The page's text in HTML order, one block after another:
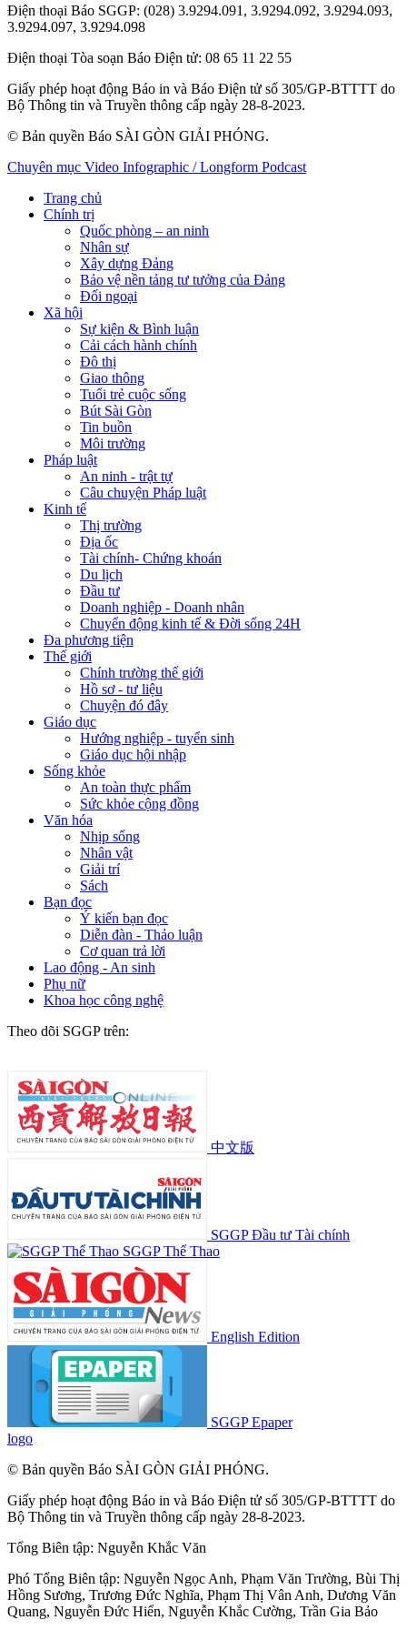
Điện thoại Báo SGGP: (028) 3.9294.091, 3.9294.092, 3.9294.093,
3.9294.097, 3.9294.098
Điện thoại Tòa soạn Báo Điện tử: 08 65 11 22 55
Giấy phép hoạt động Báo in và Báo Điện tử số 305/GP-BTTTT do
Bộ Thông tin và Truyền thông cấp ngày 28-8-2023.
© Bản quyền Báo SÀI GÒN GIẢI PHÓNG.
Chuyên mục Video Infographic / Longform Podcast
Trang chủ
Chính trị
Quốc phòng – an ninh
Nhân sự
Xây dựng Đảng
Bảo vệ nền tảng tư tưởng của Đảng
Đối ngoại
Xã hội
Sự kiện & Bình luận
Cải cách hành chính
Đô thị
Giao thông
Tuổi trẻ cuộc sống
Bút Sài Gòn
Tin buồn
Môi trường
Pháp luật
An ninh - trật tự
Câu chuyện Pháp luật
Kinh tế
Thị trường
Địa ốc
Tài chính- Chứng khoán
Du lịch
Đầu tư
Doanh nghiệp - Doanh nhân
Chuyển động kinh tế & Đời sống 24H
Đa phương tiện
Thế giới
Chính trường thế giới
Hồ sơ - tư liệu
Chuyện đó đây
Giáo dục
Hướng nghiệp - tuyển sinh
Giáo dục hội nhập
Sống khỏe
An toàn thực phẩm
Sức khỏe cộng đồng
Văn hóa
Nhịp sống
Nhân vật
Giải trí
Sách
Bạn đọc
Ý kiến bạn đọc
Diễn đàn - Thảo luận
Cơ quan trả lời
Lao động - An sinh
Phụ nữ
Khoa học công nghệ
Theo dõi SGGP trên:
中文版
SGGP Đầu tư Tài chính
SGGP Thể Thao
English Edition
SGGP Epaper
logo
© Bản quyền Báo SÀI GÒN GIẢI PHÓNG.
Giấy phép hoạt động Báo in và Báo Điện tử số 305/GP-BTTTT do
Bộ Thông tin và Truyền thông cấp ngày 28-8-2023.
Tổng Biên tập: Nguyễn Khắc Văn
Phó Tổng Biên tập: Nguyễn Ngọc Anh, Phạm Văn Trường, Bùi Thị
Hồng Sương, Trương Đức Nghĩa, Phạm Thị Vân Anh, Dương Văn
Quang, Nguyễn Đức Hiển, Nguyễn Khắc Cường, Trần Gia Bảo